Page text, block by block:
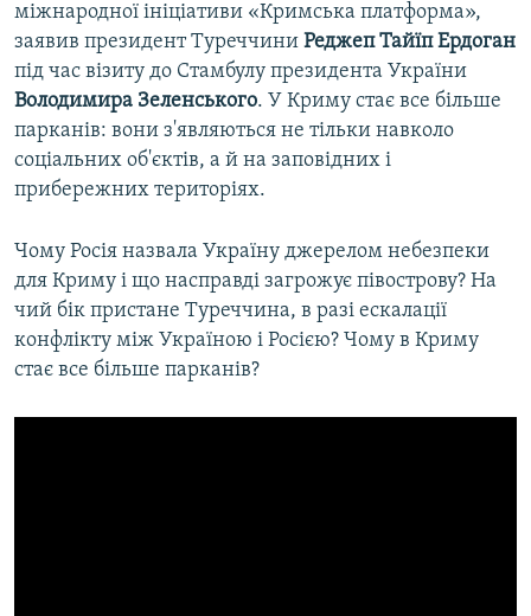
міжнародної ініціативи «Кримська платформа»,
заявив президент Туреччини Реджеп Тайїп Ердоган
під час візиту до Стамбулу президента України
Володимира Зеленського. У Криму стає все більше
парканів: вони з'являються не тільки навколо
соціальних об'єктів, а й на заповідних і
прибережних територіях.
Чому Росія назвала Україну джерелом небезпеки
для Криму і що насправді загрожує півострову? На
чий бік пристане Туреччина, в разі ескалації
конфлікту між Україною і Росією? Чому в Криму
стає все більше парканів?